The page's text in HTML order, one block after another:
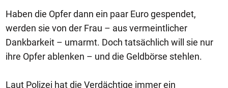
Haben die Opfer dann ein paar Euro gespendet,
werden sie von der Frau – aus vermeintlicher
Dankbarkeit – umarmt. Doch tatsächlich will sie nur
ihre Opfer ablenken – und die Geldbörse stehlen.
Laut Polizei hat die Verdächtige immer ein